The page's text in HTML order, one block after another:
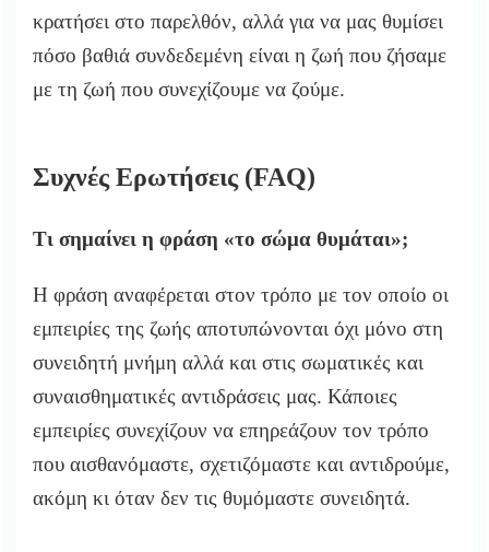
κρατήσει στο παρελθόν, αλλά για να μας θυμίσει
πόσο βαθιά συνδεδεμένη είναι η ζωή που ζήσαμε
με τη ζωή που συνεχίζουμε να ζούμε.
Συχνές Ερωτήσεις (FAQ)
Τι σημαίνει η φράση «το σώμα θυμάται»;
Η φράση αναφέρεται στον τρόπο με τον οποίο οι
εμπειρίες της ζωής αποτυπώνονται όχι μόνο στη
συνειδητή μνήμη αλλά και στις σωματικές και
συναισθηματικές αντιδράσεις μας. Κάποιες
εμπειρίες συνεχίζουν να επηρεάζουν τον τρόπο
που αισθανόμαστε, σχετιζόμαστε και αντιδρούμε,
ακόμη κι όταν δεν τις θυμόμαστε συνειδητά.